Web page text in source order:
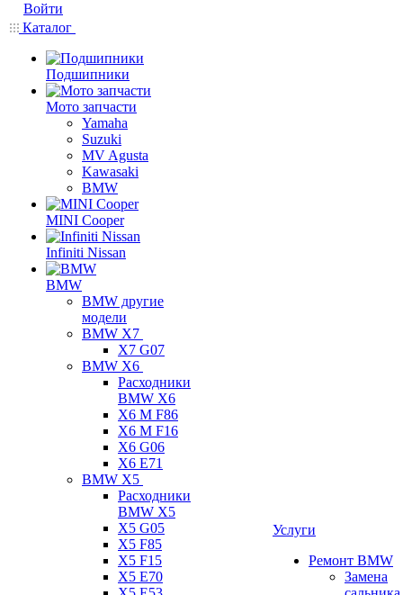
Войти
Каталог
Подшипники
Мото запчасти
Yamaha
Suzuki
MV Agusta
Kawasaki
BMW
MINI Cooper
Infiniti Nissan
BMW
BMW другие
модели
BMW X7
X7 G07
BMW X6
Расходники
BMW X6
X6 M F86
X6 M F16
X6 G06
X6 E71
BMW X5
Расходники
BMW X5
X5 G05
X5 F85
X5 F15
X5 E70
Услуги
Ремонт BMW
Замена